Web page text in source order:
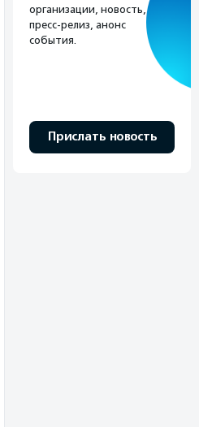
организации, новость,
пресс-релиз, анонс
события.
Прислать новость